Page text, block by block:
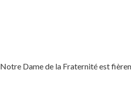
Notre Dame de la Fraternité est